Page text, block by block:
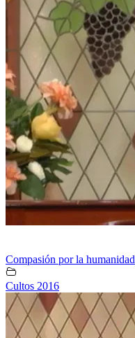
Compasión por la humanidad
Cultos 2016